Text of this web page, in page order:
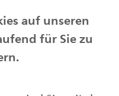
auf unseren
für Sie zu